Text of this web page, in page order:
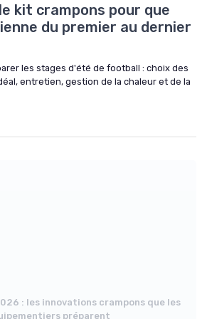
kit crampons pour que
du premier au dernier
les stages d'été de football : choix des
entretien, gestion de la chaleur et de la
: les innovations crampons que les
préparent